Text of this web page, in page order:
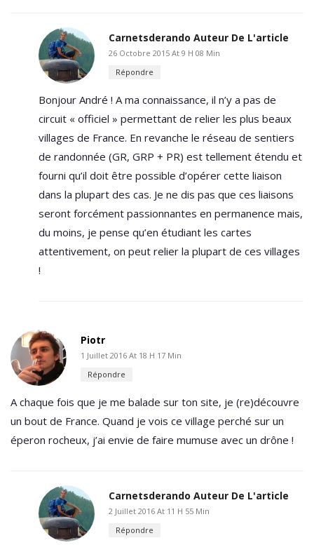
Carnetsderando Auteur De L'article
26 Octobre 2015 At 9 H 08 Min
Répondre
Bonjour André ! A ma connaissance, il n’y a pas de
circuit « officiel » permettant de relier les plus beaux
villages de France. En revanche le réseau de sentiers
de randonnée (GR, GRP + PR) est tellement étendu et
fourni qu’il doit être possible d’opérer cette liaison
dans la plupart des cas. Je ne dis pas que ces liaisons
seront forcément passionnantes en permanence mais,
du moins, je pense qu’en étudiant les cartes
attentivement, on peut relier la plupart de ces villages
!
Piotr
1 Juillet 2016 At 18 H 17 Min
Répondre
A chaque fois que je me balade sur ton site, je (re)découvre
un bout de France. Quand je vois ce village perché sur un
éperon rocheux, j’ai envie de faire mumuse avec un drône !
Carnetsderando Auteur De L'article
2 Juillet 2016 At 11 H 55 Min
Répondre